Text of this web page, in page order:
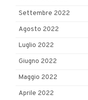
Settembre 2022
Agosto 2022
Luglio 2022
Giugno 2022
Maggio 2022
Aprile 2022